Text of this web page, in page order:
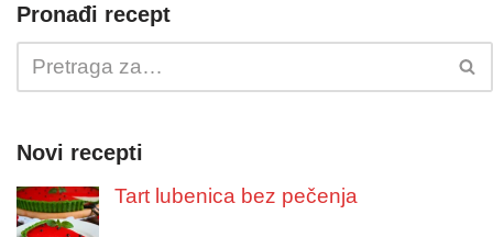
Pronađi recept
Novi recepti
Tart lubenica bez pečenja